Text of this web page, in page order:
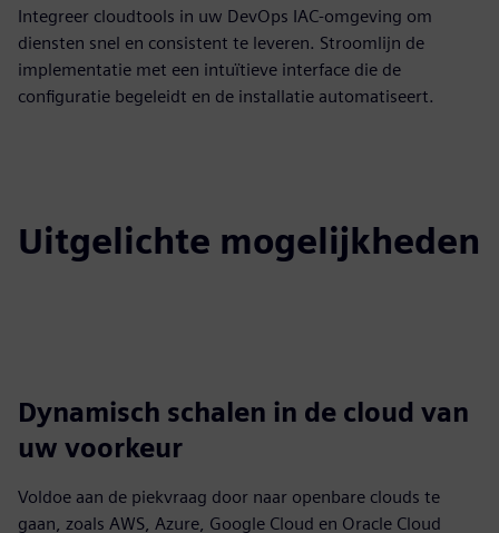
Integreer cloudtools in uw DevOps IAC-omgeving om
diensten snel en consistent te leveren. Stroomlijn de
implementatie met een intuïtieve interface die de
configuratie begeleidt en de installatie automatiseert.
Uitgelichte mogelijkheden
Dynamisch schalen in de cloud van
uw voorkeur
Voldoe aan de piekvraag door naar openbare clouds te
gaan, zoals AWS, Azure, Google Cloud en Oracle Cloud